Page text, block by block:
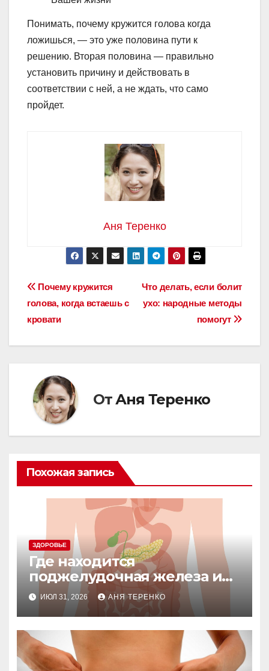
Понимать, почему кружится голова когда
ложишься, — это уже половина пути к
решению. Вторая половина — правильно
установить причину и действовать в
соответствии с ней, а не ждать, что само
пройдет.
Аня Теренко
Навигация
по
записям
Что делать, если болит
ухо: народные методы
помогут
Почему кружится
голова, когда встаешь с
кровати
ОтАня Теренко
Похожая запись
ЗДОРОВЬЕ
Где находится
поджелудочная железа и
что она делает
ИЮЛ 31, 2026 АНЯ ТЕРЕНКО